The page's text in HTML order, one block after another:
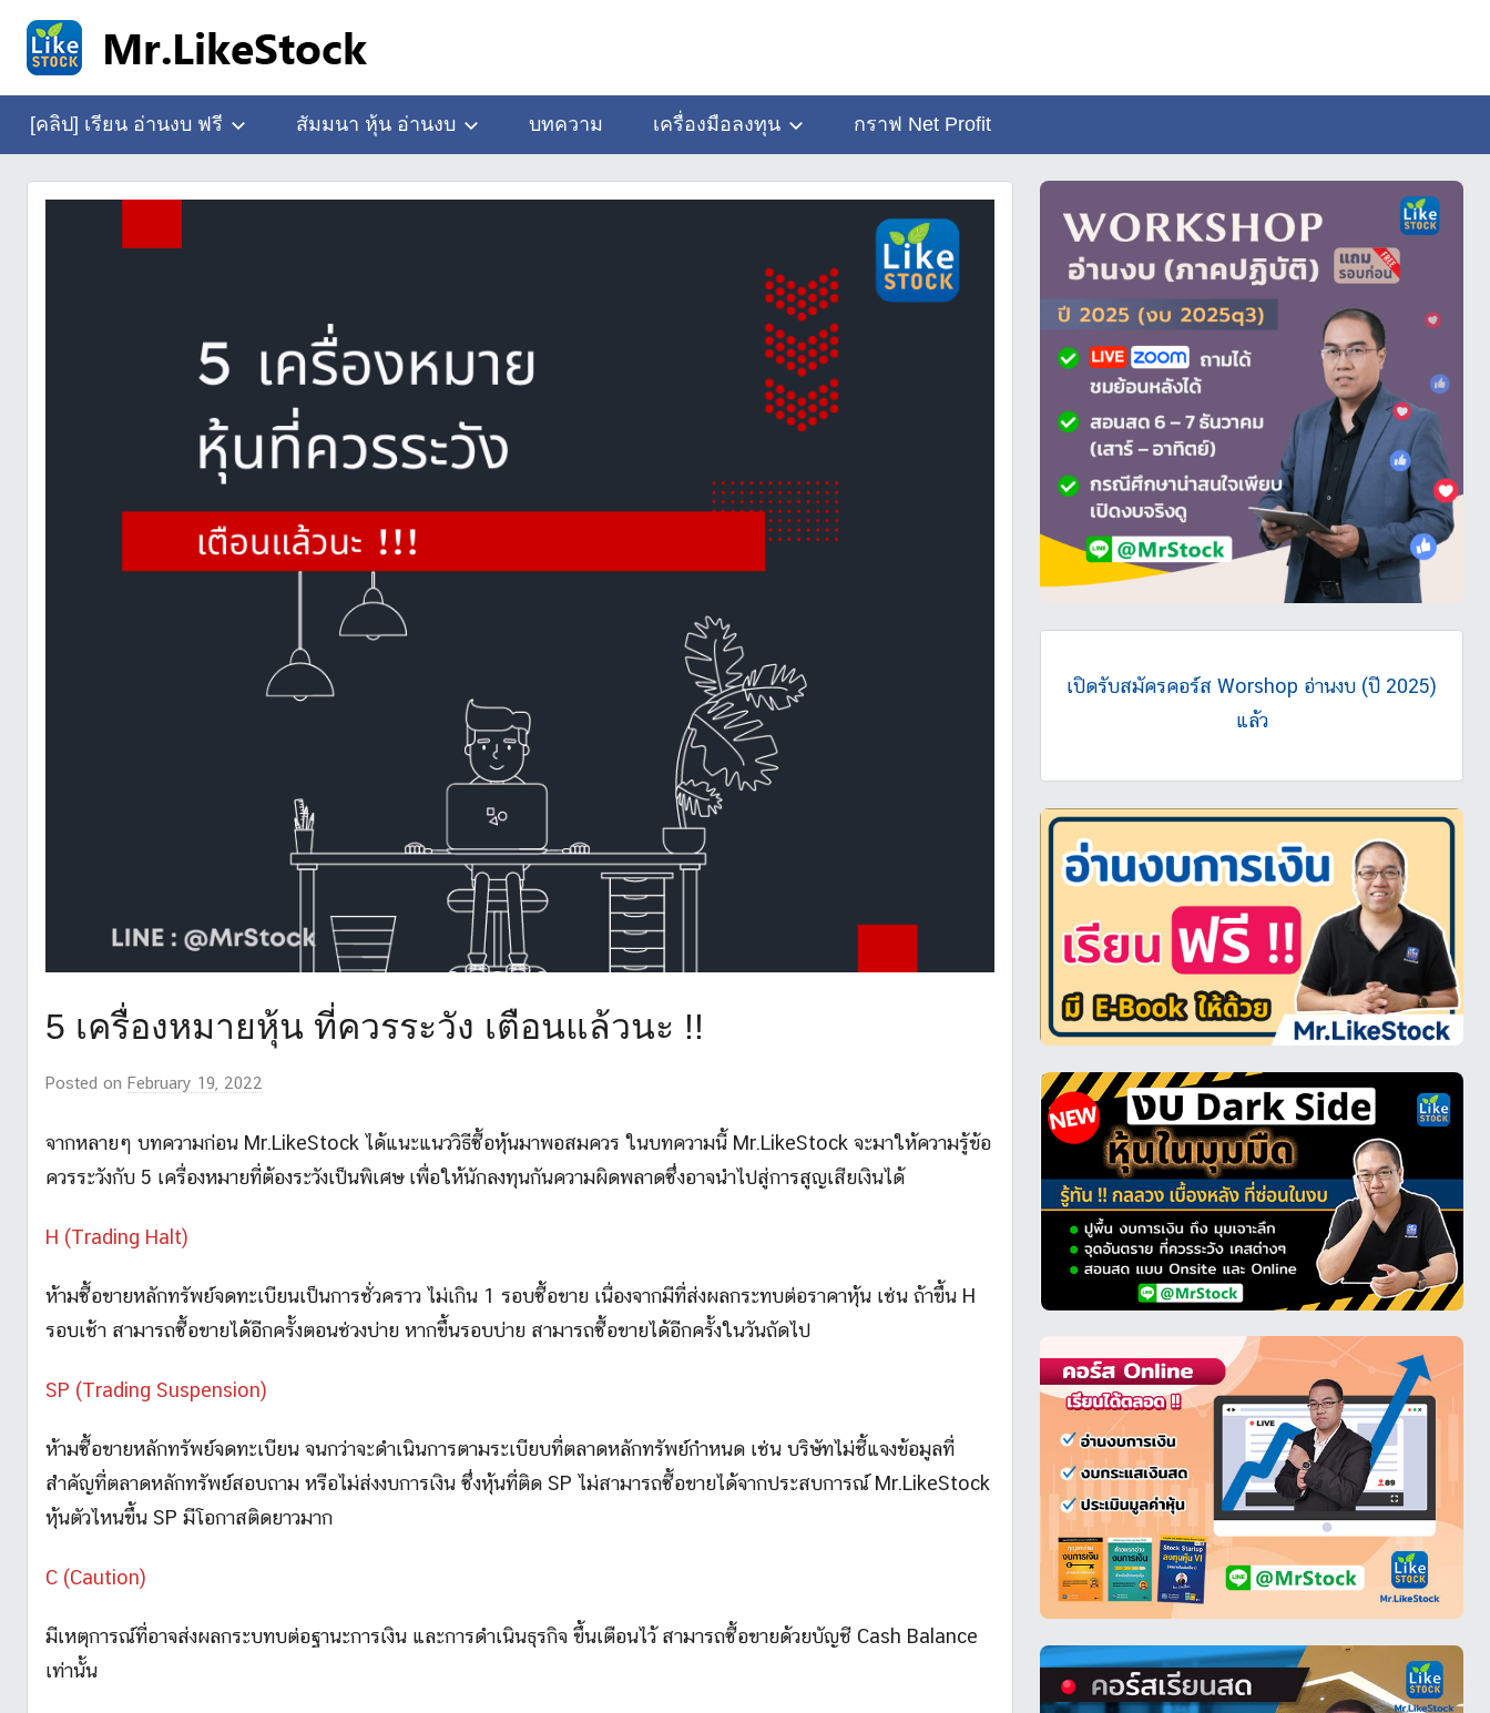
Skip
Mr.LikeStock
งบ
[คลิป] เรียน อ่านงบ ฟรี สัมมนา หุ้น อ่านงบ บทความ เครื่องมือลงทุน กราฟ Net Profit
5 เครื่องหมายหุ้น ที่ควรระวัง เตือนแล้วนะ !!
Posted on February 19, 2022
m
r
e
t
c
_
2
จากหลายๆ บทความก่อน Mr.LikeStock ได้แนะแนววิธีซื้อหุ้นมาพอสมควร ในบทความนี้ Mr.LikeStock จะมาให้ความรู้ข้อ
ควรระวังกับ 5 เครื่องหมายที่ต้องระวังเป็นพิเศษ เพื่อให้นักลงทุนกันความผิดพลาดซึ่งอาจนำไปสู่การสูญเสียเงินได้
H (Trading Halt)
ห้ามซื้อขายหลักทรัพย์จดทะเบียนเป็นการชั่วคราว ไม่เกิน 1 รอบซื้อขาย เนื่องจากมีที่ส่งผลกระทบต่อราคาหุ้น เช่น ถ้าขึ้น H
รอบเช้า สามารถซื้อขายได้อีกครั้งตอนช่วงบ่าย หากขึ้นรอบบ่าย สามารถซื้อขายได้อีกครั้งในวันถัดไป
SP (Trading Suspension)
ห้ามซื้อขายหลักทรัพย์จดทะเบียน จนกว่าจะดำเนินการตามระเบียบที่ตลาดหลักทรัพย์กำหนด เช่น บริษัทไม่ชี้แจงข้อมูลที่
สำคัญที่ตลาดหลักทรัพย์สอบถาม หรือไม่ส่งงบการเงิน ซึ่งหุ้นที่ติด SP ไม่สามารถซื้อขายได้จากประสบการณ์ Mr.LikeStock
หุ้นตัวไหนขึ้น SP มีโอกาสติดยาวมาก
C (Caution)
มีเหตุการณ์ที่อาจส่งผลกระบทบต่อฐานะการเงิน และการดำเนินธุรกิจ ขึ้นเตือนไว้ สามารถซื้อขายด้วยบัญชี Cash Balance
เท่านั้น
เปิดรับสมัครคอร์ส Worshop อ่านงบ (ปี 2025)
แล้ว